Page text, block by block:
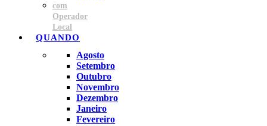
com
Operador
Local
QUANDO
Agosto
Setembro
Outubro
Novembro
Dezembro
Janeiro
Fevereiro